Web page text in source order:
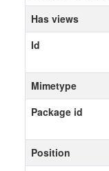
Has views
Id
Mimetype
Package id
Position